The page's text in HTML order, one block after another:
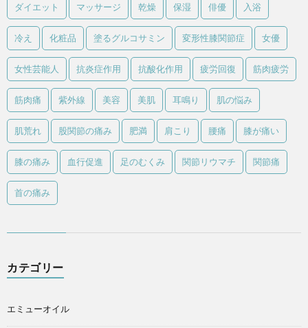
ダイエット マッサージ 乾燥 保湿 俳優 入浴
冷え 化粧品 塗るグルコサミン 変形性膝関節症 女優
女性芸能人 抗炎症作用 抗酸化作用 疲労回復 筋肉疲労
筋肉痛 紫外線 美容 美肌 耳鳴り 肌の悩み
肌荒れ 股関節の痛み 肥満 肩こり 腰痛 膝が痛い
膝の痛み 血行促進 足のむくみ 関節リウマチ 関節痛
首の痛み
カテゴリー
エミューオイル